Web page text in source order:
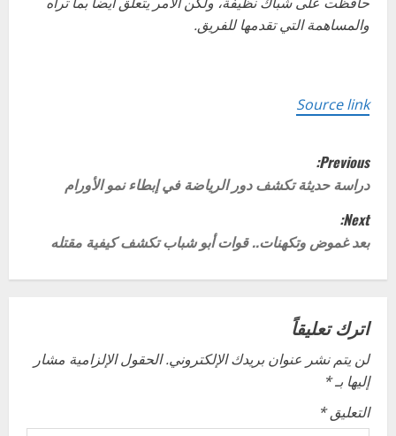
والمساهمة التي تقدمها للفريق.
Source link
P
o
s
a
v
i
Previous:
دراسة حديثة تكشف دور الرياضة في إبطاء نمو الأورام
Next:
بعد غموض وتكهنات.. قوات أبو شباب تكشف كيفية مقتله
اترك تعليقاً
لن يتم نشر عنوان بريدك الإلكتروني. الحقول الإلزامية مشار
إليها بـ*
التعليق*